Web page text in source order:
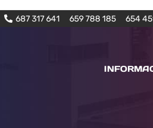
687 317 641 659 788 185 654